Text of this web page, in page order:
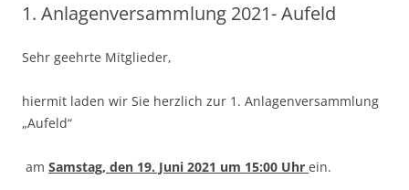
1. Anlagenversammlung 2021- Aufeld
Sehr geehrte Mitglieder,
hiermit laden wir Sie herzlich zur 1. Anlagenversammlung
„Aufeld“
am Samstag, den 19. Juni 2021 um 15:00 Uhr ein.